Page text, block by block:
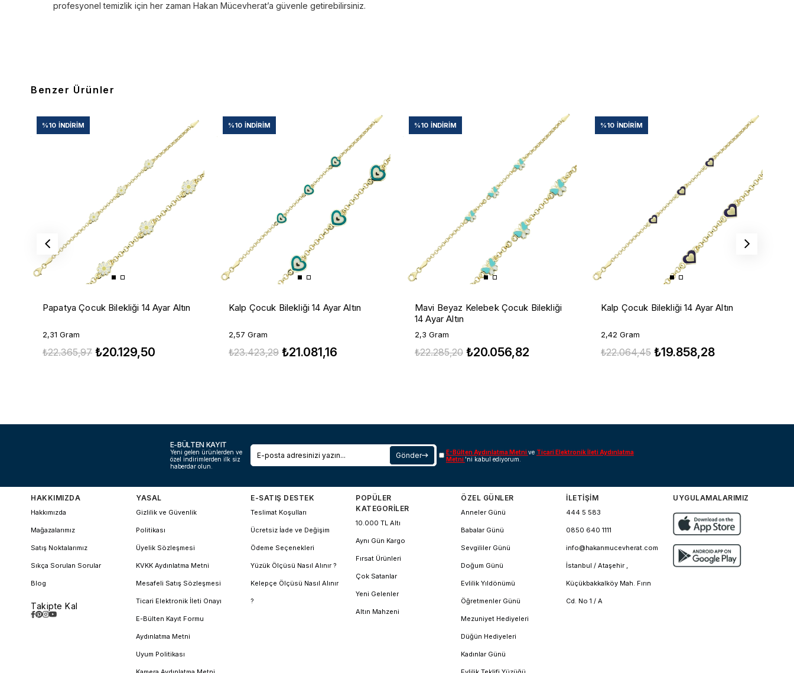
profesyonel temizlik için her zaman Hakan Mücevherat’a güvenle getirebilirsiniz.
Benzer Ürünler
Papatya Çocuk Bilekliği 14 Ayar Altın
2,31 Gram
₺20.129,50
₺22.365,97
%10 İNDIRIM
Kalp Çocuk Bilekliği 14 Ayar Altın
2,57 Gram
₺21.081,16
₺23.423,29
%10 İNDIRIM
Mavi Beyaz Kelebek Çocuk Bilekliği
14 Ayar Altın
2,3 Gram
₺20.056,82
₺22.285,20
%10 İNDIRIM
Kalp Çocuk Bilekliği 14 Ayar Altın
2,42 Gram
₺19.858,28
₺22.064,45
%10 İNDIRIM
E-BÜLTEN KAYIT
Yeni gelen ürünlerden ve
özel indirimlerden ilk siz
haberdar olun.
Gönder E-Bülten Aydınlatma Metnive Ticari Elektronik İleti Aydınlatma
Metni 'ni kabul ediyorum.
HAKKIMIZDA
Hakkımızda
Mağazalarımız
Satış Noktalarımız
Sıkça Sorulan Sorular
Blog
Takipte Kal
YASAL
Gizlilik ve Güvenlik
Politikası
Üyelik Sözleşmesi
KVKK Aydınlatma Metni
Mesafeli Satış Sözleşmesi
Ticari Elektronik İleti Onayı
E-Bülten Kayıt Formu
Aydınlatma Metni
Uyum Politikası
E-SATIŞ DESTEK
Teslimat Koşulları
Ücretsiz İade ve Değişim
Ödeme Seçenekleri
Yüzük Ölçüsü Nasıl Alınır ?
Kelepçe Ölçüsü Nasıl Alınır
?
POPÜLER
KATEGORİLER
10.000 TL Altı
Aynı Gün Kargo
Fırsat Ürünleri
Çok Satanlar
Yeni Gelenler
Altın Mahzeni
ÖZEL GÜNLER
Anneler Günü
Babalar Günü
Sevgililer Günü
Doğum Günü
Evlilik Yıldönümü
Öğretmenler Günü
Mezuniyet Hediyeleri
Düğün Hediyeleri
Kadınlar Günü
İLETİŞİM
444 5 583
0850 640 1111
info@hakanmucevherat.com
İstanbul / Ataşehir ,
Küçükbakkalköy Mah. Fırın
Cd. No 1 / A
UYGULAMALARIMIZ